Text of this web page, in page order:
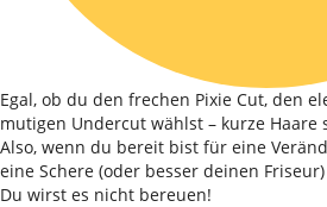
Egal, ob du den frechen Pixie Cut, den
mutigen Undercut wählst – kurze Haare
Also, wenn du bereit bist für eine
eine Schere (oder besser deinen
Du wirst es nicht bereuen!